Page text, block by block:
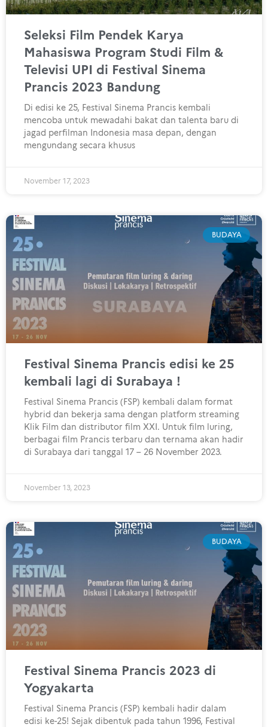
Seleksi Film Pendek Karya
Mahasiswa Program Studi Film &
Televisi UPI di Festival Sinema
Prancis 2023 Bandung
Di edisi ke 25, Festival Sinema Prancis kembali
mencoba untuk mewadahi bakat dan talenta baru di
jagad perfilman Indonesia masa depan, dengan
mengundang secara khusus
November 17, 2023
BUDAYA
Festival Sinema Prancis edisi ke 25
kembali lagi di Surabaya !
Festival Sinema Prancis (FSP) kembali dalam format
hybrid dan bekerja sama dengan platform streaming
Klik Film dan distributor film XXI. Untuk film luring,
berbagai film Prancis terbaru dan ternama akan hadir
di Surabaya dari tanggal 17 – 26 November 2023.
November 13, 2023
BUDAYA
Festival Sinema Prancis 2023 di
Yogyakarta
Festival Sinema Prancis (FSP) kembali hadir dalam
edisi ke-25! Sejak dibentuk pada tahun 1996, Festival